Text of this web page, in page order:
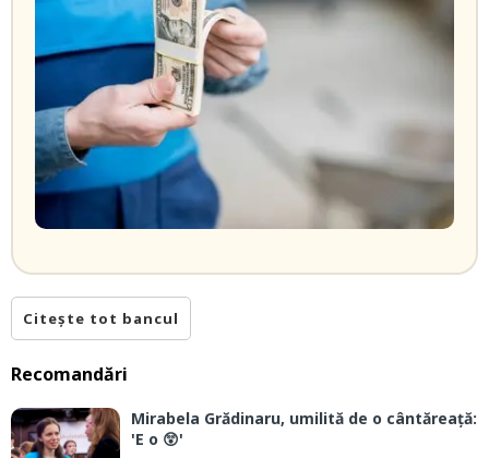
Citește tot bancul
Recomandări
Mirabela Grădinaru, umilită de o cântăreață:
'E o 😲'